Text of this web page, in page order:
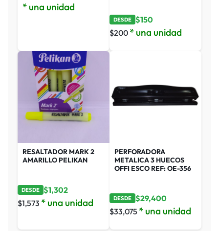
* una unidad
DESDE $150
$200 * una unidad
RESALTADOR MARK 2
AMARILLO PELIKAN
DESDE $1,302
$1,573 * una unidad
PERFORADORA
METALICA 3 HUECOS
OFFI ESCO REF: OE-356
DESDE $29,400
$33,075 * una unidad